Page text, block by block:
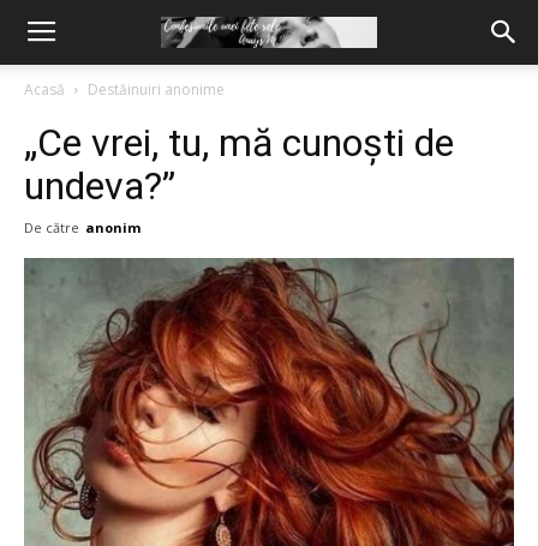
Acasă Destăinuiri anonime
„Ce vrei, tu, mă cunoști de
undeva?”
De către anonim